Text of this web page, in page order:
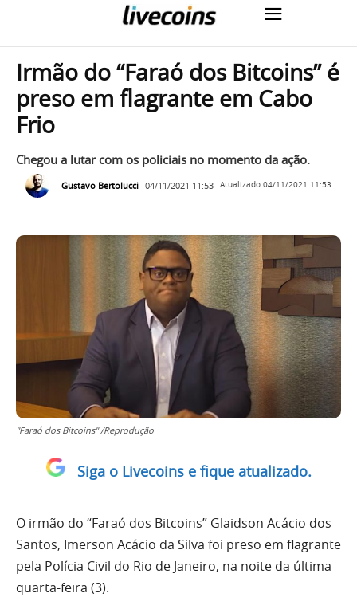
Irmão do “Faraó dos Bitcoins” é
preso em flagrante em Cabo
Frio
Chegou a lutar com os policiais no momento da ação.
Gustavo Bertolucci 04/11/2021 11:53 Atualizado 04/11/2021 11:53
"Faraó dos Bitcoins" /Reprodução
Siga o Livecoins e fique atualizado.
O irmão do “Faraó dos Bitcoins” Glaidson Acácio dos
Santos, Imerson Acácio da Silva foi preso em flagrante
pela Polícia Civil do Rio de Janeiro, na noite da última
quarta-feira (3).